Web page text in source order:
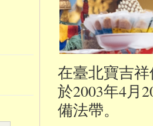
在臺北寶吉
於2003年4月
備法帶。